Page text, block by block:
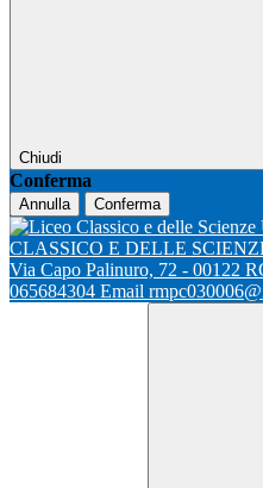
Chiudi
Conferma
Annulla Conferma
CLASSICO E DELLE
Via Capo Palinuro, 72 - 00122
065684304 Email